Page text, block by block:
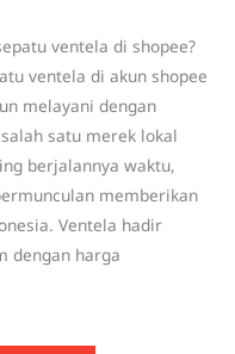
ventela di shopee?
ventela di akun shopee
melayani dengan
satu merek lokal
berjalannya waktu,
memberikan
Ventela hadir
dengan harga